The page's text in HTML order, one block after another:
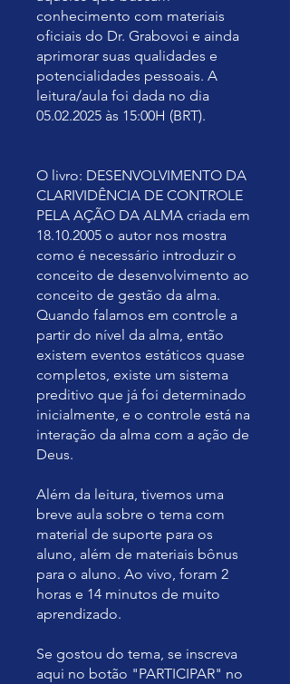
conhecimento com materiais
oficiais do Dr. Grabovoi e ainda
aprimorar suas qualidades e
potencialidades pessoais. A
leitura/aula foi dada no dia
05.02.2025 às 15:00H (BRT).
O livro: DESENVOLVIMENTO DA
CLARIVIDÊNCIA DE CONTROLE
PELA AÇÃO DA ALMA criada em
18.10.2005 o autor nos mostra
como é necessário introduzir o
conceito de desenvolvimento ao
conceito de gestão da alma.
Quando falamos em controle a
partir do nível da alma, então
existem eventos estáticos quase
completos, existe um sistema
preditivo que já foi determinado
inicialmente, e o controle está na
interação da alma com a ação de
Deus.
Além da leitura, tivemos uma
breve aula sobre o tema com
material de suporte para os
aluno, além de materiais bônus
para o aluno. Ao vivo, foram 2
horas e 14 minutos de muito
aprendizado.
Se gostou do tema, se inscreva
aqui no botão "PARTICIPAR" no